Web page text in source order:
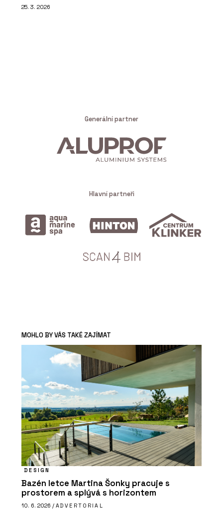
25. 3. 2026
Generální partner
Hlavní partneři
MOHLO BY VÁS TAKÉ ZAJÍMAT
DESIGN
Bazén letce Martina Šonky pracuje s
prostorem a splývá s horizontem
10. 6. 2026 / ADVERTORIAL